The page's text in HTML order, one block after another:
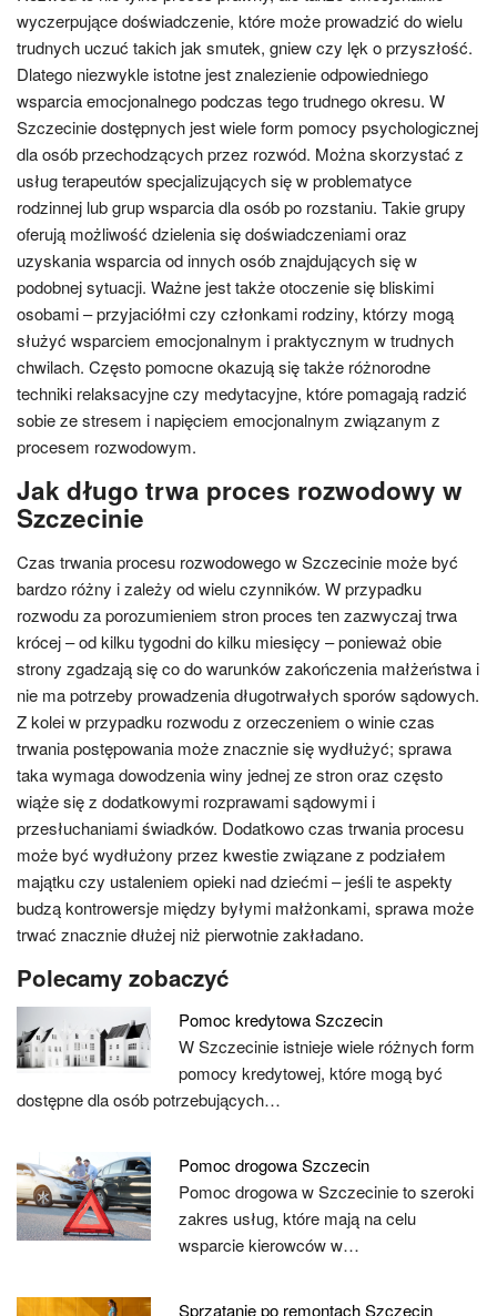
wyczerpujące doświadczenie, które może prowadzić do wielu
trudnych uczuć takich jak smutek, gniew czy lęk o przyszłość.
Dlatego niezwykle istotne jest znalezienie odpowiedniego
wsparcia emocjonalnego podczas tego trudnego okresu. W
Szczecinie dostępnych jest wiele form pomocy psychologicznej
dla osób przechodzących przez rozwód. Można skorzystać z
usług terapeutów specjalizujących się w problematyce
rodzinnej lub grup wsparcia dla osób po rozstaniu. Takie grupy
oferują możliwość dzielenia się doświadczeniami oraz
uzyskania wsparcia od innych osób znajdujących się w
podobnej sytuacji. Ważne jest także otoczenie się bliskimi
osobami – przyjaciółmi czy członkami rodziny, którzy mogą
służyć wsparciem emocjonalnym i praktycznym w trudnych
chwilach. Często pomocne okazują się także różnorodne
techniki relaksacyjne czy medytacyjne, które pomagają radzić
sobie ze stresem i napięciem emocjonalnym związanym z
procesem rozwodowym.
Jak długo trwa proces rozwodowy w
Szczecinie
Czas trwania procesu rozwodowego w Szczecinie może być
bardzo różny i zależy od wielu czynników. W przypadku
rozwodu za porozumieniem stron proces ten zazwyczaj trwa
krócej – od kilku tygodni do kilku miesięcy – ponieważ obie
strony zgadzają się co do warunków zakończenia małżeństwa i
nie ma potrzeby prowadzenia długotrwałych sporów sądowych.
Z kolei w przypadku rozwodu z orzeczeniem o winie czas
trwania postępowania może znacznie się wydłużyć; sprawa
taka wymaga dowodzenia winy jednej ze stron oraz często
wiąże się z dodatkowymi rozprawami sądowymi i
przesłuchaniami świadków. Dodatkowo czas trwania procesu
może być wydłużony przez kwestie związane z podziałem
majątku czy ustaleniem opieki nad dziećmi – jeśli te aspekty
budzą kontrowersje między byłymi małżonkami, sprawa może
trwać znacznie dłużej niż pierwotnie zakładano.
Polecamy zobaczyć
Pomoc kredytowa Szczecin
W Szczecinie istnieje wiele różnych form
pomocy kredytowej, które mogą być
dostępne dla osób potrzebujących…
Pomoc drogowa Szczecin
Pomoc drogowa w Szczecinie to szeroki
zakres usług, które mają na celu
wsparcie kierowców w…
Sprzątanie po remontach Szczecin